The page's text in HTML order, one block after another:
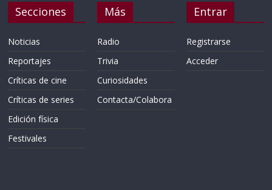
Secciones
Noticias
Reportajes
Críticas de cine
Críticas de series
Edición física
Festivales
Más
Radio
Trivia
Curiosidades
Contacta/Colabora
Entrar
Registrarse
Acceder